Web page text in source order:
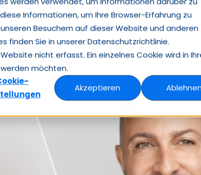
Informationen, um Ihre Browser-Erfahrung zu
Besuchern auf dieser Website und anderen
finden Sie in unserer Datenschutzrichtlinie.
nicht erfasst. Ein einzelnes Cookie wird in
möchten.
Akzeptieren Ablehnen
Studies Über Heuse Interim Studien Kontakt